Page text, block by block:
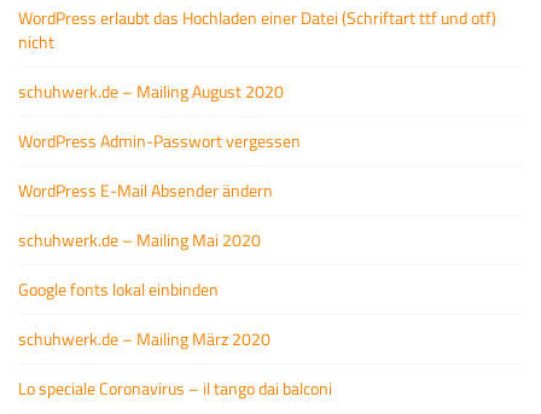
WordPress erlaubt das Hochladen einer Datei (Schriftart ttf und otf)
nicht
schuhwerk.de – Mailing August 2020
WordPress Admin-Passwort vergessen
WordPress E-Mail Absender ändern
schuhwerk.de – Mailing Mai 2020
Google fonts lokal einbinden
schuhwerk.de – Mailing März 2020
Lo speciale Coronavirus – il tango dai balconi